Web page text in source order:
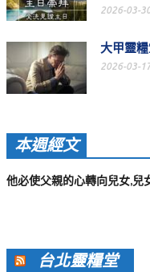
活動影音_2024年
活動影音_2023年
活動影音_2022年
活動影音_2019年
活動影音_2018年
活動影音_2016年
2026-03-
大甲靈
2026-03-
本週經文
他必使父親的心轉向兒女,兒
台北靈糧堂